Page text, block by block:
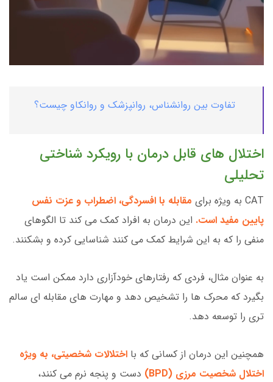
تفاوت بین روانشناس، روانپزشک و روانکاو چیست؟
اختلال های قابل درمان با رویکرد شناختی
تحلیلی
CAT به ویژه برای
مقابله با افسردگی، اضطراب و عزت نفس
پایین مفید است. این درمان به افراد کمک می کند تا الگوهای
منفی را که به این شرایط کمک می کنند شناسایی کرده و بشکنند.
به عنوان مثال، فردی که رفتارهای خودآزاری دارد ممکن است یاد
بگیرد که محرک ها را تشخیص دهد و مهارت های مقابله ای سالم
تری را توسعه دهد.
همچنین این درمان از کسانی که با اختلالات شخصیتی، به ویژه
اختلال شخصیت مرزی (BPD)
دست و پنجه نرم می کنند،